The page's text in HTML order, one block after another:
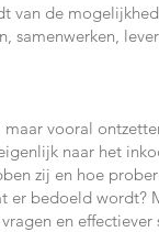
van de
samenwerken,
vooral
naar het
zij en hoe
er bedoeld wordt?
en